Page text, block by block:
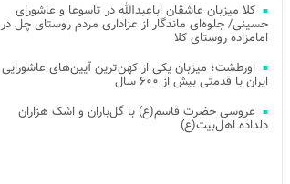
کلا میزبان عاشقان اباعبدالله در تاسوعا و عاشورای
حسینی/ جلوه‌ای ماندگار از عزاداری مردم روستای چل در
امامزاده روستای کلا
اورطشت؛ میزبان یکی از کهن‌ترین آیین‌های عاشورایی
ایران با قدمتی بیش از ۶۰۰ سال
عروسی حضرت قاسم(ع) با گل‌باران و اشک هزاران
دلداده اهل‌بیت(ع)